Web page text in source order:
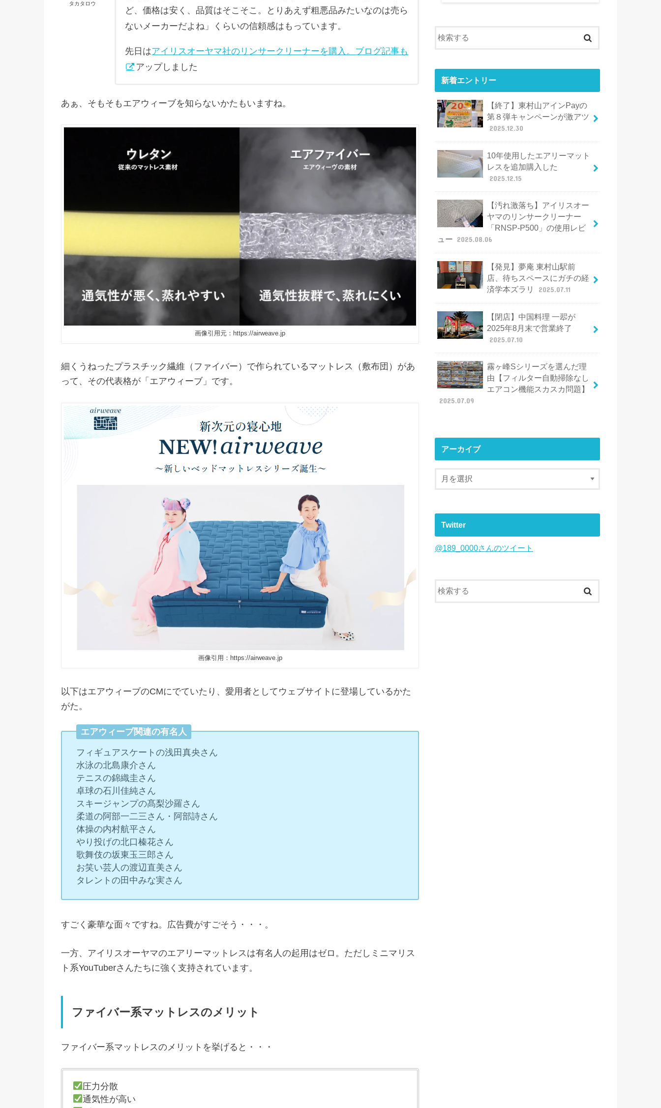
タカタロウ
ど、価格は安く、品質はそこそこ。とりあえず粗悪品みたいなのは売ら
ないメーカーだよね」くらいの信頼感はもっています。
先日はアイリスオーヤマ社のリンサークリーナーを購入。ブログ記事も
アップしました
あぁ、そもそもエアウィーブを知らないかたもいますね。
画像引用元：https://airweave.jp
細くうねったプラスチック繊維（ファイバー）で作られているマットレス（敷布団）があ
って、その代表格が「エアウィーブ」です。
画像引用：https://airweave.jp
以下はエアウィーブのCMにでていたり、愛用者としてウェブサイトに登場しているかた
がた。
エアウィーブ関連の有名人
フィギュアスケートの浅田真央さん
水泳の北島康介さん
テニスの錦織圭さん
卓球の石川佳純さん
スキージャンプの髙梨沙羅さん
柔道の阿部一二三さん・阿部詩さん
体操の内村航平さん
やり投げの北口榛花さん
歌舞伎の坂東玉三郎さん
お笑い芸人の渡辺直美さん
タレントの田中みな実さん
すごく豪華な面々ですね。広告費がすごそう・・・。
一方、アイリスオーヤマのエアリーマットレスは有名人の起用はゼロ。ただしミニマリス
ト系YouTuberさんたちに強く支持されています。
ファイバー系マットレスのメリット
ファイバー系マットレスのメリットを挙げると・・・
圧力分散
通気性が高い
新着エントリー
【終了】東村山アインPayの
第８弾キャンペーンが激アツ
2025.12.30
10年使用したエアリーマット
レスを追加購入した
2025.12.15
【汚れ激落ち】アイリスオー
ヤマのリンサークリーナー
「RNSP-P500」の使用レビ
ュー 2025.08.06
【発見】夢庵 東村山駅前
店、待ちスペースにガチの経
済学本ズラリ
2025.07.11
【閉店】中国料理 一翆が
2025年8月末で営業終了
2025.07.10
霧ヶ峰Sシリーズを選んだ理
由【フィルター自動掃除なし
エアコン機能スカスカ問題】
2025.07.09
アーカイブ
Twitter
@189_0000さんのツイート